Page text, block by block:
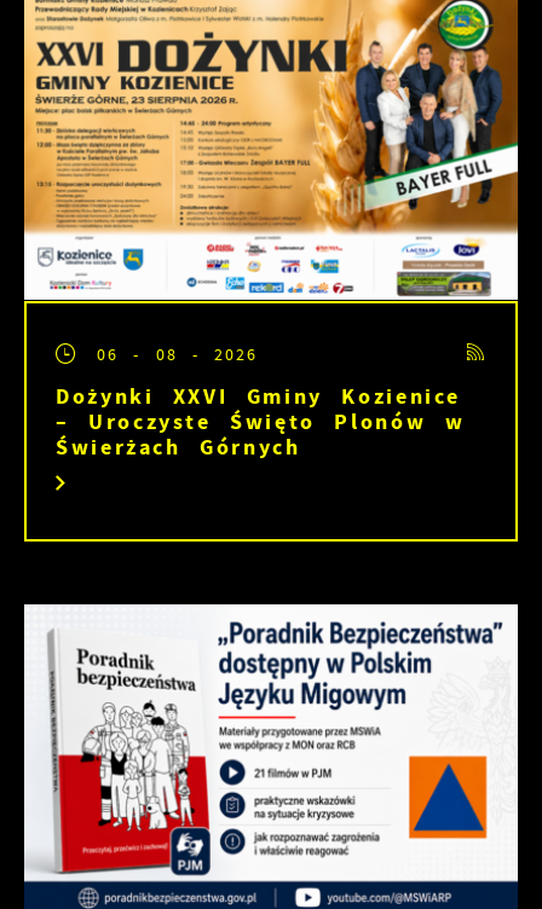
06 - 08 - 2026
Dożynki XXVI Gminy Kozienice
– Uroczyste Święto Plonów w
Świerżach Górnych